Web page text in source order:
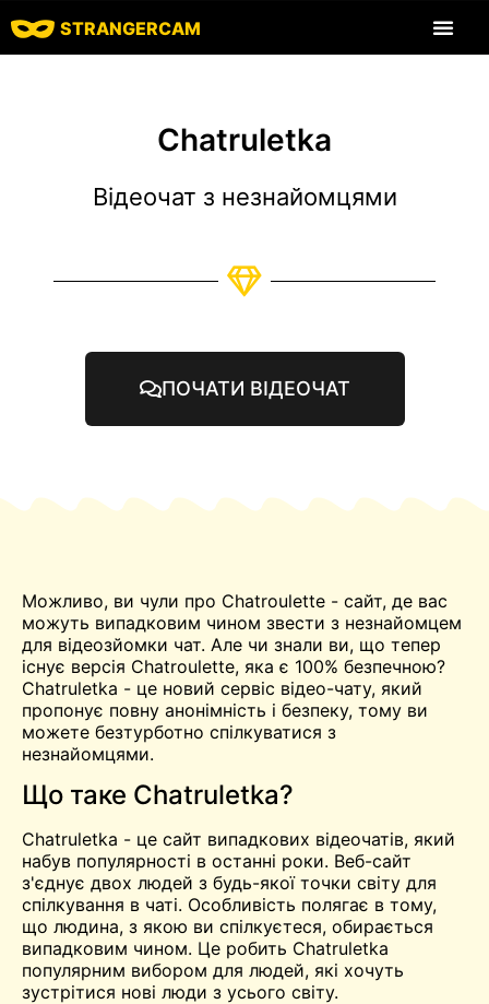
STRANGERCAM
Chatruletka
Відеочат з незнайомцями
ПОЧАТИ ВІДЕОЧАТ
Можливо, ви чули про Chatroulette - сайт, де вас
можуть випадковим чином звести з незнайомцем
для відеозйомки чат. Але чи знали ви, що тепер
існує версія Chatroulette, яка є 100% безпечною?
Chatruletka - це новий сервіс відео-чату, який
пропонує повну анонімність і безпеку, тому ви
можете безтурботно спілкуватися з
незнайомцями.
Що таке Chatruletka?
Chatruletka - це сайт випадкових відеочатів, який
набув популярності в останні роки. Веб-сайт
з'єднує двох людей з будь-якої точки світу для
спілкування в чаті. Особливість полягає в тому,
що людина, з якою ви спілкуєтеся, обирається
випадковим чином. Це робить Chatruletka
популярним вибором для людей, які хочуть
зустрітися нові люди з усього світу.